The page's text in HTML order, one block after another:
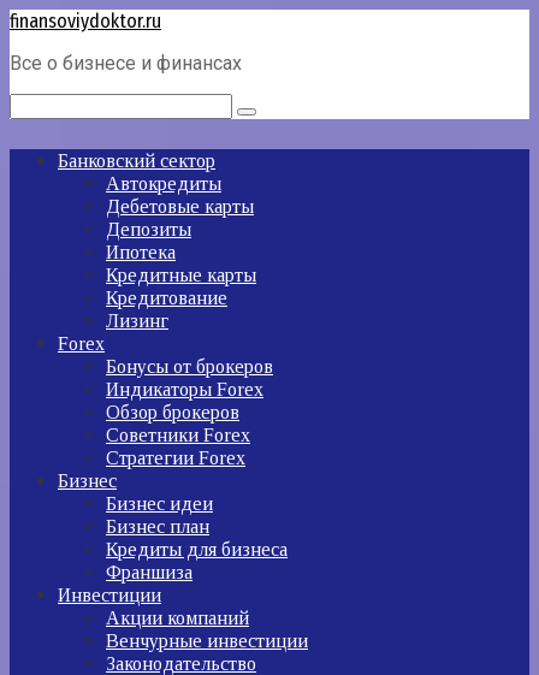
Перейти
контенту
finansoviydoktor.ru
Все о бизнесе и финансах
Банковский сектор
Автокредиты
Дебетовые карты
Депозиты
Ипотека
Кредитные карты
Кредитование
Лизинг
Forex
Бонусы от брокеров
Индикаторы Forex
Обзор брокеров
Советники Forex
Стратегии Forex
Бизнес
Бизнес идеи
Бизнес план
Кредиты для бизнеса
Франшиза
Инвестиции
Акции компаний
Венчурные инвестиции
Законодательство